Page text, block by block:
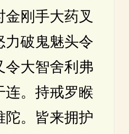
金刚手大药叉
力破鬼魅头令
令大智舍利弗
连。持戒罗睺
陀。皆来拥护